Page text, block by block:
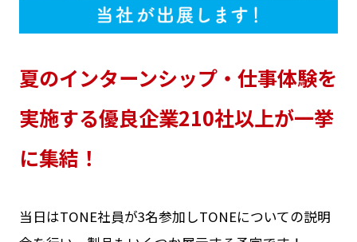
夏のインターンシップ・仕事体験を
実施する優良企業210社以上が一挙
に集結！
当日はTONE社員が3名参加しTONEについての説明